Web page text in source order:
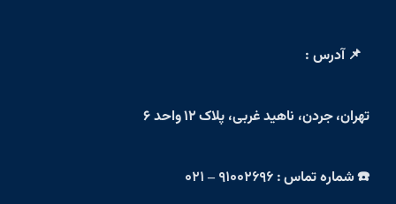
📌 آدرس :
تهران، جردن، ناهید غربی، پلاک ۱۲ واحد ۶
☎️ شماره تماس : ۹۱۰۰۲۶۹۶ – ۰۲۱